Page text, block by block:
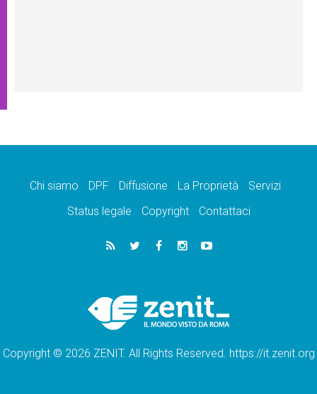
Chi siamo DPF Diffusione La Proprietà
Servizi
Status legale
Copyright Contattaci
Copyright © 2026 ZENIT. All Rights Reserved. https://it.zenit.org